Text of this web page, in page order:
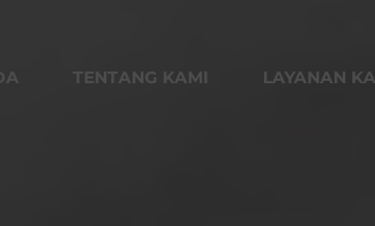
TENTANG KAMI LAYANAN